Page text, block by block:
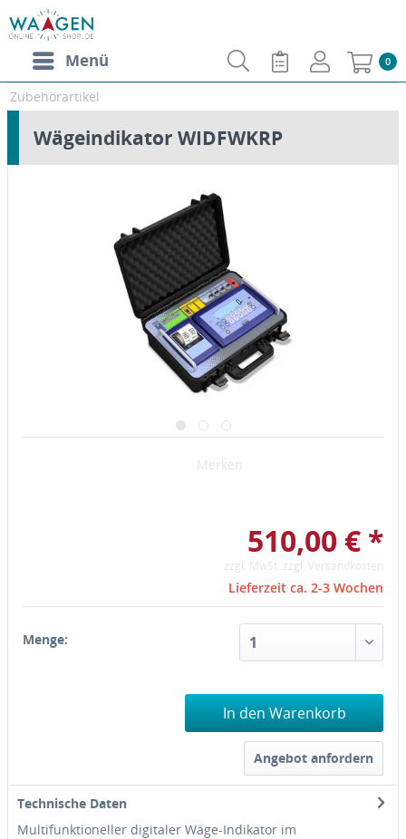
Menü 0
Zubehörartikel
Wägeindikator WIDFWKRP
Merken
510,00 € *
zzgl. MwSt. zzgl. Versandkosten
Lieferzeit ca. 2-3 Wochen
Menge:
In den Warenkorb
Angebot anfordern
Technische Daten
Multifunktioneller digitaler Wäge-Indikator im